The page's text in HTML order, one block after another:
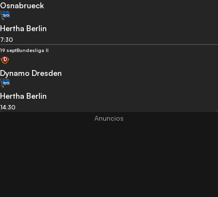
Osnabrueck
Hertha Berlin
7:30
19 septBundesliga II
Dynamo Dresden
Hertha Berlin
14:30